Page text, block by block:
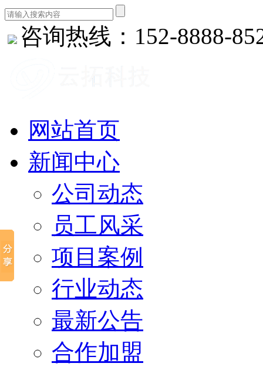
咨询热线：152-8888-
网站首页
新闻中心
公司动态
员工风采
项目案例
行业动态
最新公告
合作加盟